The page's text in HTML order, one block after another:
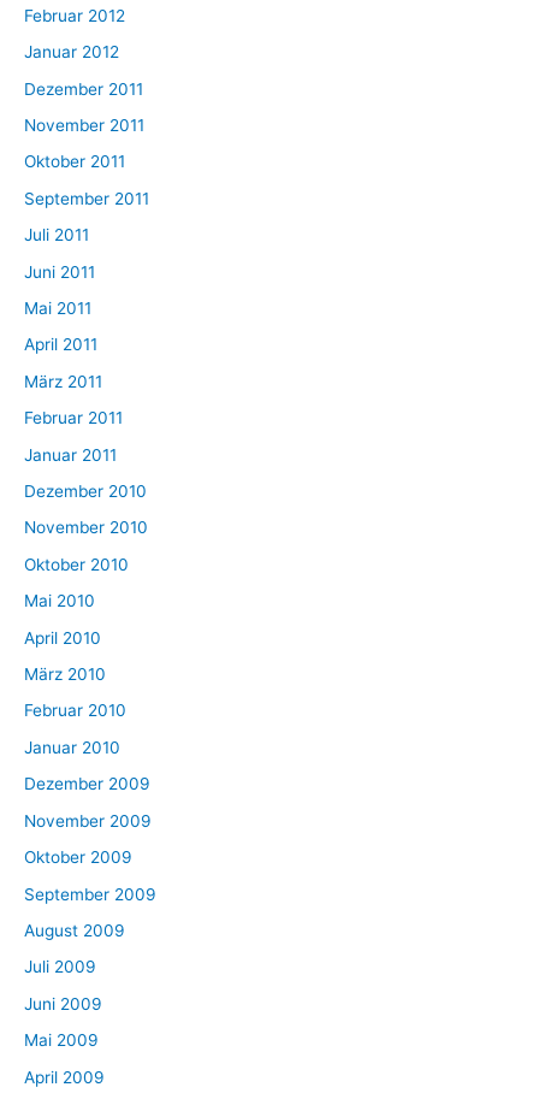
Februar 2012
Januar 2012
Dezember 2011
November 2011
Oktober 2011
September 2011
Juli 2011
Juni 2011
Mai 2011
April 2011
März 2011
Februar 2011
Januar 2011
Dezember 2010
November 2010
Oktober 2010
Mai 2010
April 2010
März 2010
Februar 2010
Januar 2010
Dezember 2009
November 2009
Oktober 2009
September 2009
August 2009
Juli 2009
Juni 2009
Mai 2009
April 2009